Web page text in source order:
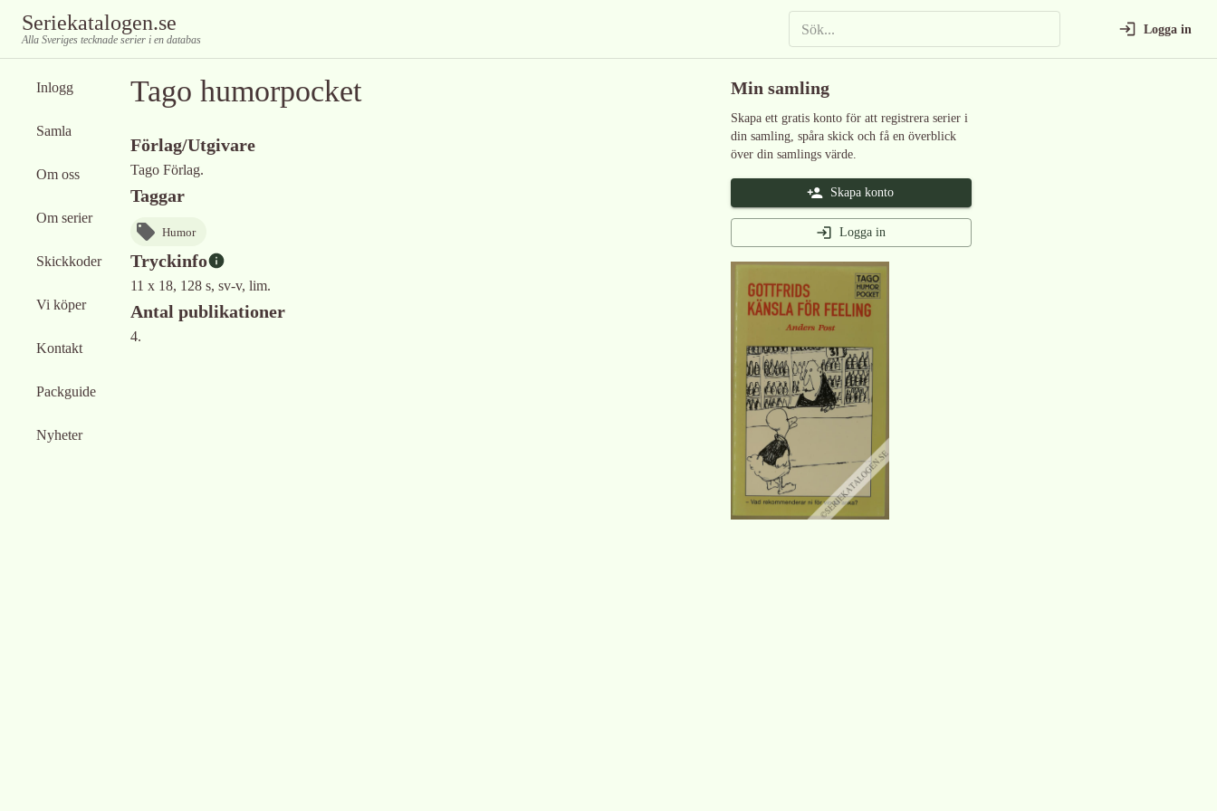
Seriekatalogen.se
Alla Sveriges tecknade serier i en databas
Logga in
Inlogg
Samla
Om oss
Om serier
Skickkoder
Vi köper
Kontakt
Packguide
Nyheter
Tago humorpocket
Förlag/Utgivare
Tago Förlag.
Taggar
Humor
Tryckinfo
11 x 18, 128 s, sv-v, lim.
Antal publikationer
4.
Min samling
Skapa ett gratis konto för att registrera serier i
din samling, spåra skick och få en överblick
över din samlings värde.
Skapa konto
Logga in